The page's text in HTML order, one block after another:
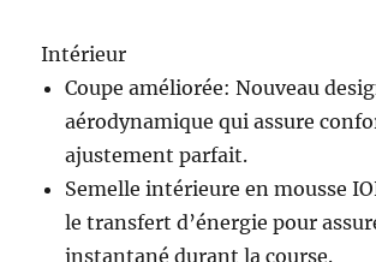
Intérieur
Coupe améliorée: Nouveau
aérodynamique qui assure
ajustement parfait.
Semelle intérieure en mousse
le transfert d’énergie pour
instantané durant la course.